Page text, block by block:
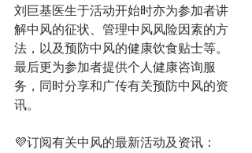
刘巨基医生于活动开始时亦为参加者讲
解中风的征状、管理中风风险因素的方
法，以及预防中风的健康饮食贴士等。
最后更为参加者提供个人健康咨询服
务，同时分享和广传有关预防中风的资
讯。
💜订阅有关中风的最新活动及资讯：